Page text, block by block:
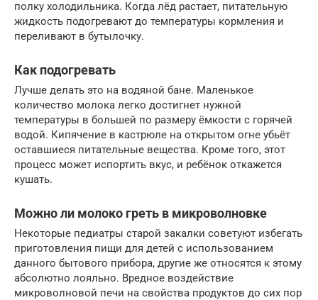
полку холодильника. Когда лёд растает, питательную
жидкость подогревают до температуры кормления и
переливают в бутылочку.
Как подогревать
Лучше делать это на водяной бане. Маленькое
количество молока легко достигнет нужной
температуры в большей по размеру ёмкости с горячей
водой. Кипячение в кастрюле на открытом огне убьёт
оставшиеся питательные вещества. Кроме того, этот
процесс может испортить вкус, и ребёнок откажется
кушать.
Можно ли молоко греть в микроволновке
Некоторые педиатры старой закалки советуют избегать
приготовления пищи для детей с использованием
данного бытового прибора, другие же относятся к этому
абсолютно лояльно. Вредное воздействие
микроволновой печи на свойства продуктов до сих пор